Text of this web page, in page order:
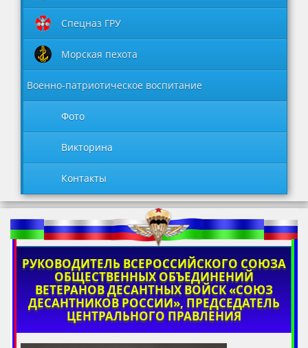
Спецназ ГРУ
Морская пехота
Военно-патриотическое воспитание
Фото
Викторина
Контакты
РУКОВОДИТЕЛЬ ВСЕРОССИЙСКОГО СОЮЗА
ОБЩЕСТВЕННЫХ ОБЪЕДИНЕНИЙ
ВЕТЕРАНОВ ДЕСАНТНЫХ ВОЙСК «СОЮЗ
ДЕСАНТНИКОВ РОССИИ», ПРЕДСЕДАТЕЛЬ
ЦЕНТРАЛЬНОГО ПРАВЛЕНИЯ